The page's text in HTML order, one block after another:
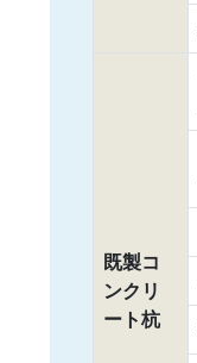
既製コ
ンクリ
ート杭